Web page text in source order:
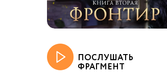
ПОСЛУШАТЬ
ФРАГМЕНТ